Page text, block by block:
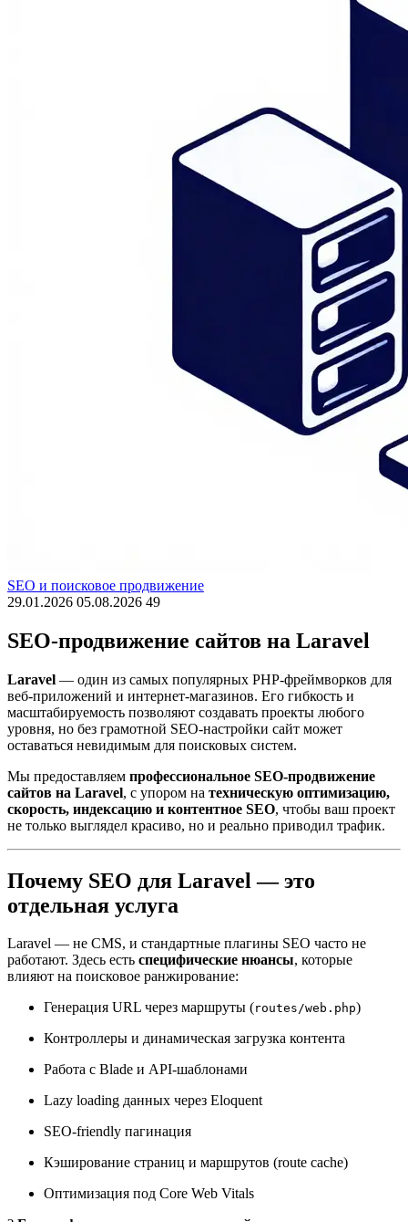
SEO и поисковое продвижение
29.01.2026 05.08.2026 49
SEO-продвижение сайтов на Laravel
Laravel — один из самых популярных PHP-фреймворков для
веб-приложений и интернет-магазинов. Его гибкость и
масштабируемость позволяют создавать проекты любого
уровня, но без грамотной SEO-настройки сайт может
оставаться невидимым для поисковых систем.
Мы предоставляем профессиональное SEO-продвижение
сайтов на Laravel, с упором на техническую оптимизацию,
скорость, индексацию и контентное SEO, чтобы ваш проект
не только выглядел красиво, но и реально приводил трафик.
Почему SEO для Laravel — это
отдельная услуга
Laravel — не CMS, и стандартные плагины SEO часто не
работают. Здесь есть специфические нюансы, которые
влияют на поисковое ранжирование:
Генерация URL через маршруты (routes/web.php)
Контроллеры и динамическая загрузка контента
Работа с Blade и API-шаблонами
Lazy loading данных через Eloquent
SEO-friendly пагинация
Кэширование страниц и маршрутов (route cache)
Оптимизация под Core Web Vitals